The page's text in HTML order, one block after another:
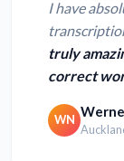
I have
truly
correct
WN